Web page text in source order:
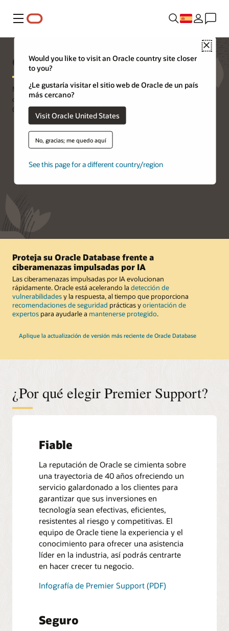
Menú
Close
Would you like to visit an Oracle country site closer
to you?
¿Le gustaría visitar el sitio web de Oracle de un país
más cercano?
Visit Oracle United States
No, gracias; me quedo aquí
See this page for a different country/region
Oracle Premier Support
Mitiga riesgos, reduce costos y protege tus aplicaciones, bases
de datos, software y sistemas de Oracle en las instalaciones con
Oracle Premier Support. Mira elvideo
Proteja su Oracle Database frente a
ciberamenazas impulsadas por IA
Las ciberamenazas impulsadas por IA evolucionan
rápidamente. Oracle está acelerando la detección de
vulnerabilidadesy la respuesta, al tiempo que proporciona
recomendaciones de seguridad prácticas yorientación de
expertos para ayudarle a mantenerse protegido.
Aplique la actualización de versión más reciente de Oracle Database
¿Por qué elegir Premier Support?
Fiable
La reputación de Oracle se cimienta sobre
una trayectoria de 40 años ofreciendo un
servicio galardonado a los clientes para
garantizar que sus inversiones en
tecnología sean efectivas, eficientes,
resistentes al riesgo y competitivas. El
equipo de Oracle tiene la experiencia y el
conocimiento para ofrecer una asistencia
líder en la industria, así podrás centrarte
en hacer crecer tu negocio.
Infografía de Premier Support (PDF)
Seguro